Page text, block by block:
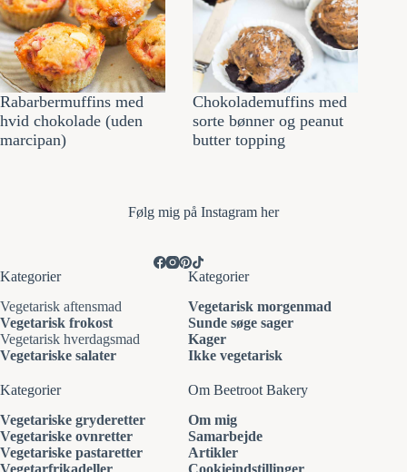
Rabarbermuffins med
hvid chokolade (uden
marcipan)
Chokolademuffins med
sorte bønner og peanut
butter topping
Følg mig på Instagram her